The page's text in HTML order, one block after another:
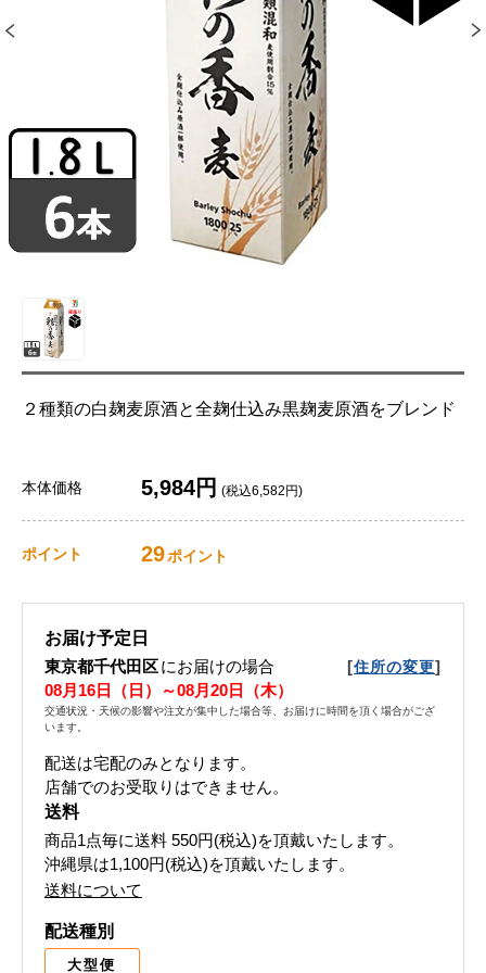
２種類の白麹麦原酒と全麹仕込み黒麹麦原酒をブレンド
本体価格 5,984円 (税込6,582円)
ポイント 29ポイント
お届け予定日
東京都千代田区にお届けの場合 [住所の変更]
08月16日（日）～08月20日（木）
交通状況・天候の影響や注文が集中した場合等、お届けに時間を頂く場合がござ
います。
配送は宅配のみとなります。
店舗でのお受取りはできません。
送料
商品1点毎に送料 550円(税込)を頂戴いたします。
沖縄県は1,100円(税込)を頂戴いたします。
送料について
配送種別
大型便